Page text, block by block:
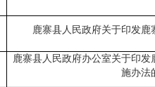
鹿寨县人民政府关于印发鹿
鹿寨县人民政府办公室关于印发
施办法